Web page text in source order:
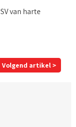
van harte
Volgend artikel >